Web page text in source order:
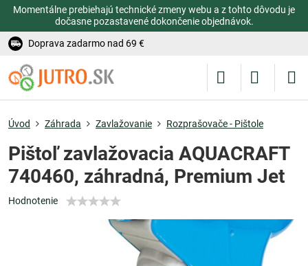
Momentálne prebiehajú technické zmeny webu a z tohto dôvodu je
dočasne pozastavené dokončenie objednávok.
Doprava zadarmo nad 69 €
Úvod Záhrada Zavlažovanie Rozprašovače - Pištole
Pištoľ zavlažovacia AQUACRAFT
740460, záhradná, Premium Jet
Hodnotenie